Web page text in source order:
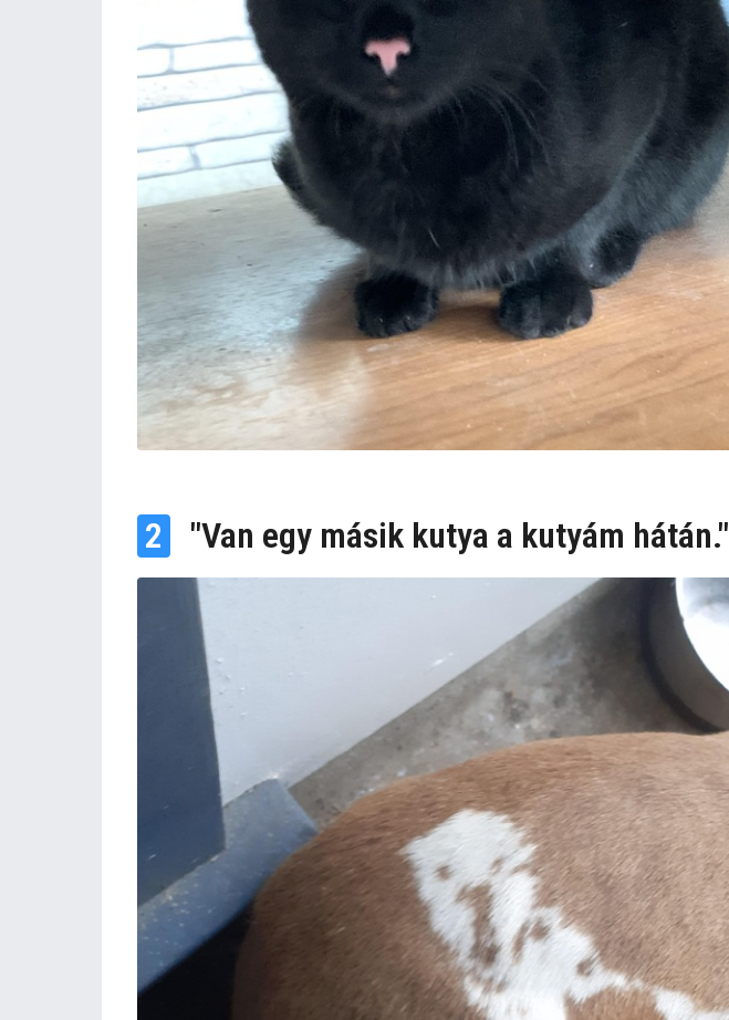
2 "Van egy másik kutya a kutyám hátán."